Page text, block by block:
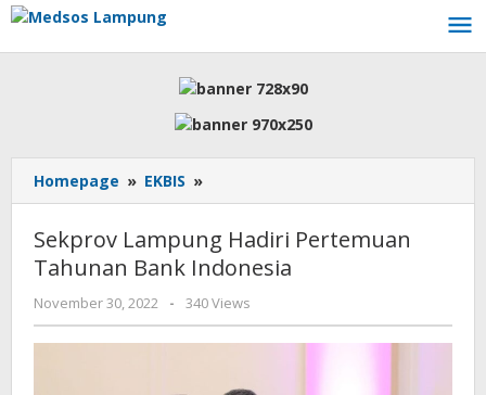
Skip
content
Homepage » EKBIS »
Lampung
Pertemuan
Tahunan
Sekprov Lampung Hadiri Pertemuan
Tahunan Bank Indonesia
November 30, 2022
by
AdminML
- 340 Views